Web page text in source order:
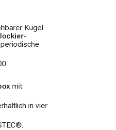
Kugel
mit
in vier